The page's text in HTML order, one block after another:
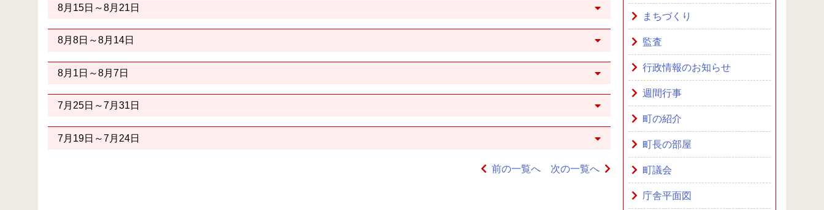
8月15日～8月21日
8月8日～8月14日
8月1日～8月7日
7月25日～7月31日
7月19日～7月24日
前の一覧へ 次の一覧へ
まちづくり
監査
行政情報のお知らせ
週間行事
町の紹介
町長の部屋
町議会
庁舎平面図